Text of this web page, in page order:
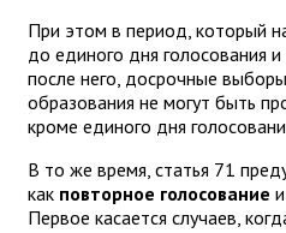
При этом в период, который
до единого дня голосования
после него, досрочные
образования не могут быть
кроме единого дня
В то же время, статья 71
как повторное голосование и
Первое касается случаев,